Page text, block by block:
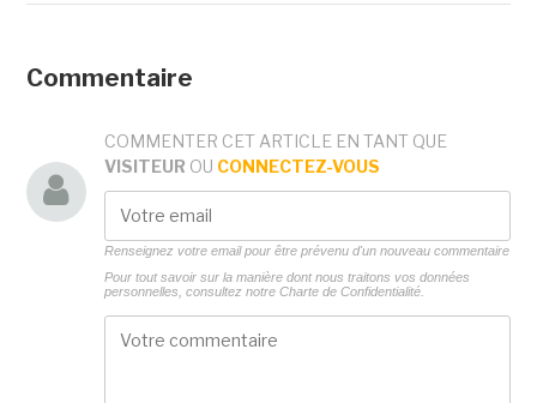
Commentaire
COMMENTER CET ARTICLE EN TANT QUE
VISITEUR OU CONNECTEZ-VOUS
Renseignez votre email pour être prévenu d'un nouveau commentaire
Pour tout savoir sur la manière dont nous traitons vos données
personnelles, consultez notre Charte de Confidentialité.